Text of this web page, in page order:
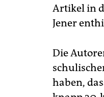
Artikel in
Jener
Die
haben,